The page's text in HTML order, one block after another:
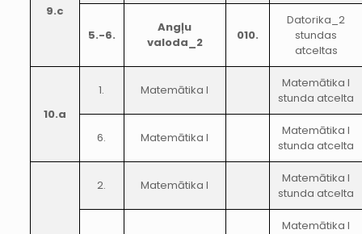
9.c
5.-6.
Angļu
valoda_2
010.
Datorika_2
stundas
atceltas
10.a
1. Matemātika I
Matemātika I
stunda atcelta
6. Matemātika I
Matemātika I
stunda atcelta
2. Matemātika I
Matemātika I
stunda atcelta
Matemātika I